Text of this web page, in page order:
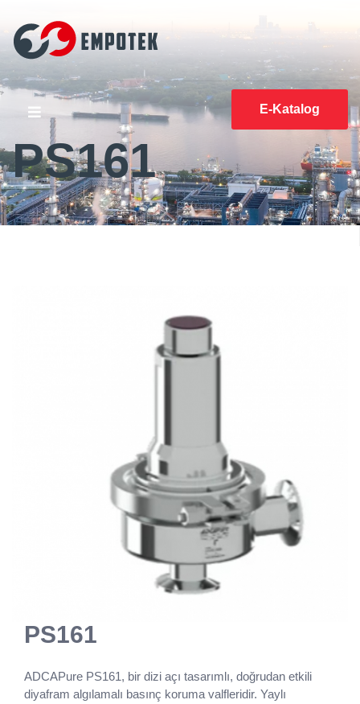
E-Katalog
PS161
PS161
ADCAPure PS161, bir dizi açı tasarımlı, doğrudan etkili
diyafram algılamalı basınç koruma valfleridir. Yaylı